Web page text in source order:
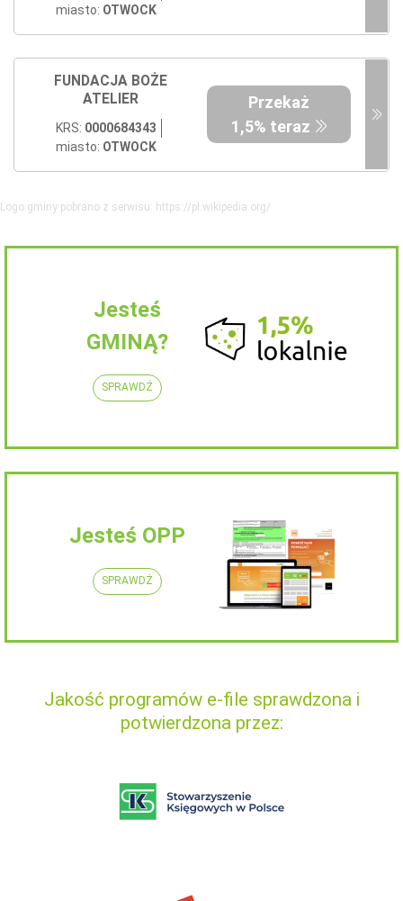
miasto: OTWOCK
FUNDACJA BOŻE
ATELIER
KRS: 0000684343
miasto: OTWOCK
Przekaż
1,5% teraz
Logo gminy pobrano z serwisu: https://pl.wikipedia.org/
Jesteś
GMINĄ?
SPRAWDŹ
Jesteś OPP
SPRAWDŹ
Jakość programów e-file sprawdzona i
potwierdzona przez: